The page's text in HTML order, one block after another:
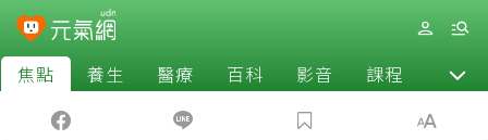
焦點 養生 醫療 百科 影音 課程 退休